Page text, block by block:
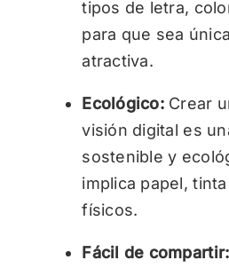
tipos de letra,
para que sea
atractiva.
Ecológico:Crear
visión digital es
sostenible y
implica papel,
físicos.
Fácil de compartir: